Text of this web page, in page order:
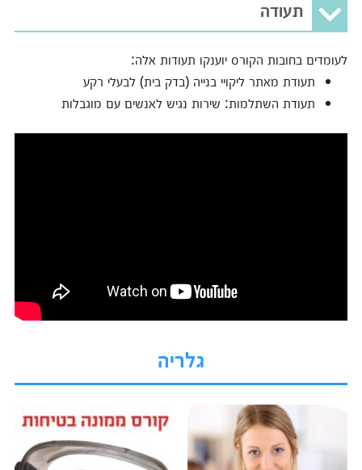
תעודה
לעומדים בחובות הקורס יוענקו תעודות אלה:
תעודת מאתר ליקויי בנייה (בדק בית) לבעלי רקע
תעודת השתלמות: שירות נגיש לאנשים עם מוגבלות
גלריה